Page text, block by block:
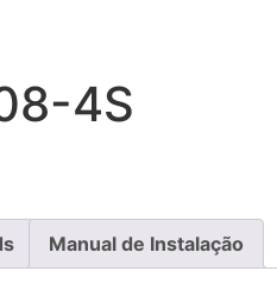
4S
Manual de Instalação